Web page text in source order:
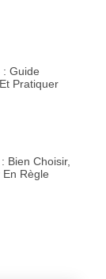
: Guide
Pratiquer
Bien Choisir,
Règle